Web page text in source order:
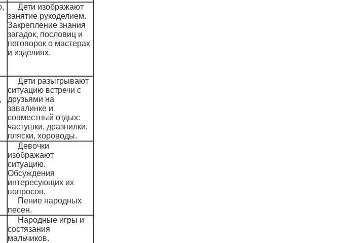
Дети изображают
занятие рукоделием.
Закрепление знания
загадок, пословиц и
поговорок о мастерах
и изделиях.
Дети разыгрывают
ситуацию встречи с
друзьями на
завалинке и
совместный отдых:
частушки, дразнилки,
пляски, хороводы.
Девочки
изображают
ситуацию.
Обсуждения
интересующих их
вопросов.
Пение народных
песен.
Народные игры и
состязания
мальчиков.